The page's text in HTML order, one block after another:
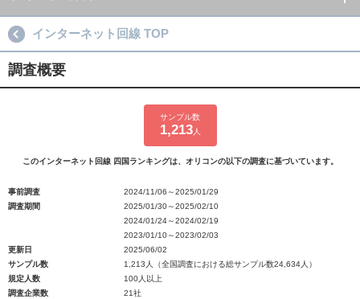
インターネット回線 TOP
調査概要
サンプル数
1,213人
このインターネット回線 四国ランキングは、オリコンの以下の調査に基づいています。
事前調査
2024/11/06～2025/01/29
調査期間
2025/01/30～2025/02/10
2024/01/24～2024/02/19
2023/01/10～2023/02/03
更新日
2025/06/02
サンプル数
1,213人（全国調査における総サンプル数24,634人）
規定人数
100人以上
調査企業数
21社